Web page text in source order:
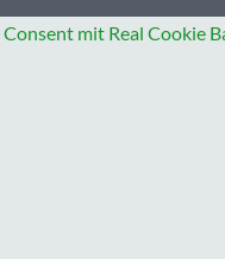
mit Real Cookie